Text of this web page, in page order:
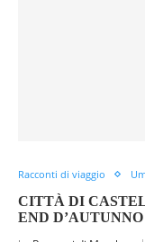
Racconti di viaggio
CITTÀ DI
END D’AUTUNNO